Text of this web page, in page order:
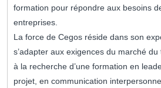
formation pour répondre aux besoins
entreprises.
La force de Cegos réside dans son
s’adapter aux exigences du marché
à la recherche d’une formation en
projet, en communication